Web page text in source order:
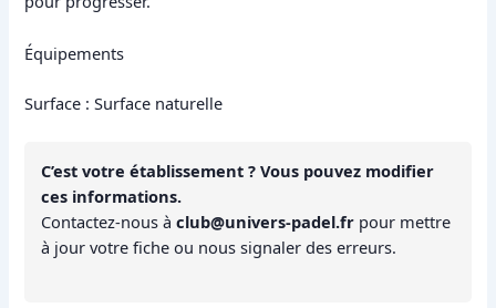
Équipements
Surface : Surface naturelle
C’est votre établissement ? Vous pouvez modifier
ces informations.
Contactez-nous àclub@univers-padel.fr pour mettre
à jour votre fiche ou nous signaler des erreurs.